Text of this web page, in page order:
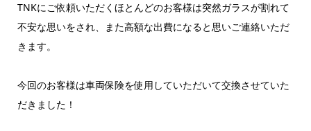
TNKにご依頼いただくほとんどのお客様は突然ガラスが割れて
不安な思いをされ、また高額な出費になると思いご連絡いただ
きます。
今回のお客様は車両保険を使用していただいて交換させていた
だきました！